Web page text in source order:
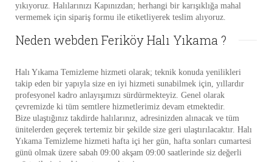
yıkıyoruz. Halılarınızı Kapınızdan; herhangi bir karışıklığa mahal
vermemek için sipariş formu ile etiketliyerek teslim alıyoruz.
Neden webden Feriköy Halı Yıkama ?
Halı Yıkama Temizleme hizmeti olarak; teknik konuda yenilikleri
takip eden bir yapıyla size en iyi hizmeti sunabilmek için, yıllardır
profesyonel kadro anlayışımızı sürdürmekteyiz. Genel olarak
çevremizde ki tüm semtlere hizmetlerimiz devam etmektedir.
Bize ulaştığınız takdirde halılarınız, adresinizden alınacak ve tüm
ünitelerden geçerek tertemiz bir şekilde size geri ulaştırılacaktır. Halı
Yıkama Temizleme hizmeti hafta içi her gün, hafta sonları cumartesi
günü olmak üzere sabah 09:00 akşam 09:00 saatlerinde siz değerli